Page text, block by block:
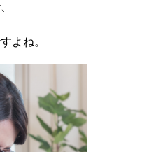
よね。